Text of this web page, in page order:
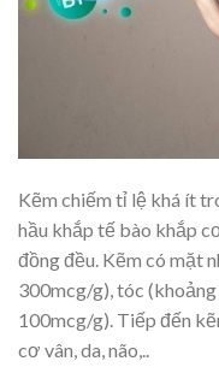
Kẽm chiếm tỉ lệ khá ít
hầu khắp tế bào khắp
đồng đều. Kẽm có mặt
300mcg/g), tóc
100mcg/g). Tiếp đến
cơ vân, da, não,..